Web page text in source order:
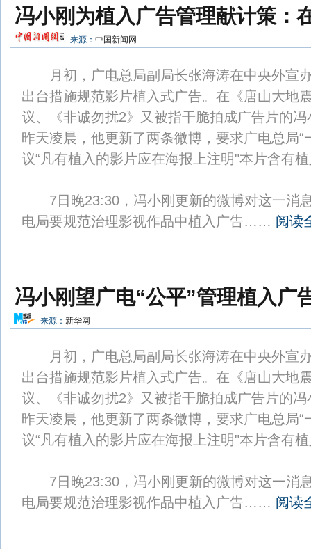
冯小刚为植入广告管理献计策：
来源： 中国新闻网
月初，广电总局副局长张海涛在中央外宣
出台措施规范影片植入式广告。在《唐山大地
议、《非诚勿扰2》又被指干脆拍成广告片的
昨天凌晨，他更新了两条微博，要求广电总局“
议“凡有植入的影片应在海报上注明"本片含有
7日晚23:30，冯小刚更新的微博对这一消
电局要规范治理影视作品中植入广告…… 阅读
冯小刚望广电“公平”管理植入广
来源： 新华网
月初，广电总局副局长张海涛在中央外宣
出台措施规范影片植入式广告。在《唐山大地
议、《非诚勿扰2》又被指干脆拍成广告片的
昨天凌晨，他更新了两条微博，要求广电总局“
议“凡有植入的影片应在海报上注明"本片含有
7日晚23:30，冯小刚更新的微博对这一消
电局要规范治理影视作品中植入广告…… 阅读